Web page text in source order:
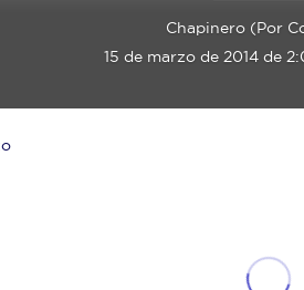
Chapinero (Por
15 de marzo de 2014 de